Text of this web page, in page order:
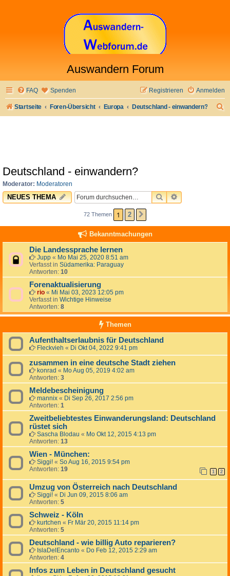
Auswandern Forum
FAQ Spenden Anmelden
Registrieren
Startseite Foren-Übersicht Europa Deutschland - einwandern?
Deutschland - einwandern?
Moderator: Moderatoren
NEUES THEMA SUCHEERWEITERTE
72 Themen 1 2
Bekanntmachungen
Die Landessprache lernen
Jupp « Mo Mai 25, 2020 8:51 am
Verfasst in Südamerika: Paraguay
Antworten: 10
Forenaktualisierung
rio « Mi Mai 03, 2023 12:05 pm
Verfasst in Wichtige Hinweise
Antworten: 8
Themen
Aufenthaltserlaubnis für Deutschland
Fleckvieh « Di Okt 04, 2022 9:41 pm
zusammen in eine deutsche Stadt ziehen
konrad « Mo Aug 05, 2019 4:02 am
Antworten: 3
Meldebescheinigung
mannix « Di Sep 26, 2017 2:56 pm
Antworten: 1
Zweitbeliebtestes Einwanderungsland: Deutschland
rüstet sich
Sascha Blodau « Mo Okt 12, 2015 4:13 pm
Antworten: 13
Wien - München:
Siggi! « So Aug 16, 2015 9:54 pm
Antworten: 19 1 2
Umzug von Österreich nach Deutschland
Siggi! « Di Jun 09, 2015 8:06 am
Antworten: 5
Schweiz - Köln
kurtchen « Fr Mär 20, 2015 11:14 pm
Antworten: 5
Deutschland - wie billig Auto reparieren?
IslaDelEncanto « Do Feb 12, 2015 2:29 am
Antworten: 4
Infos zum Leben in Deutschland gesucht